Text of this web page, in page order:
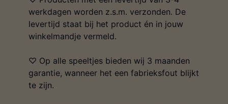
werkdagen worden z.s.m. verzonden. De
levertijd staat bij het product én in jouw
winkelmandje vermeld.
♡ Op alle speeltjes bieden wij 3 maanden
garantie, wanneer het een fabrieksfout blijkt
te zijn.